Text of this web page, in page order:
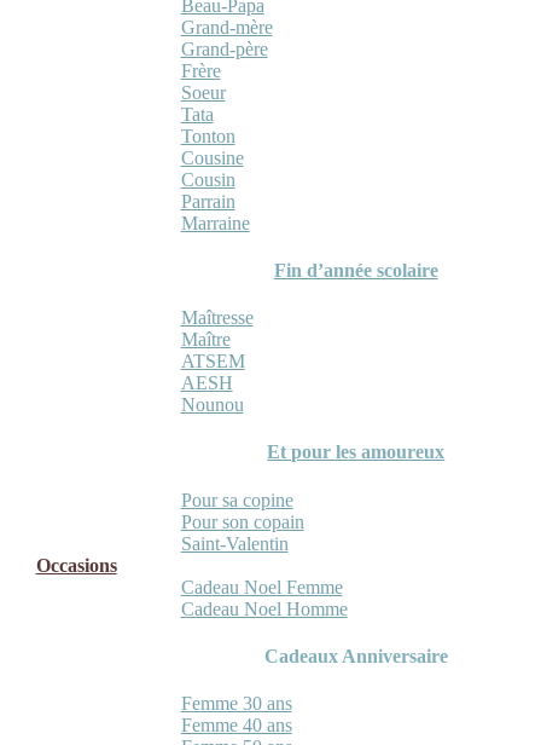
Beau-Papa
Grand-mère
Grand-père
Frère
Soeur
Tata
Tonton
Cousine
Cousin
Parrain
Marraine
Fin d’année scolaire
Maîtresse
Maître
ATSEM
AESH
Nounou
Et pour les amoureux
Pour sa copine
Pour son copain
Saint-Valentin
Occasions
Cadeau Noel Femme
Cadeau Noel Homme
Cadeaux Anniversaire
Femme 30 ans
Femme 40 ans